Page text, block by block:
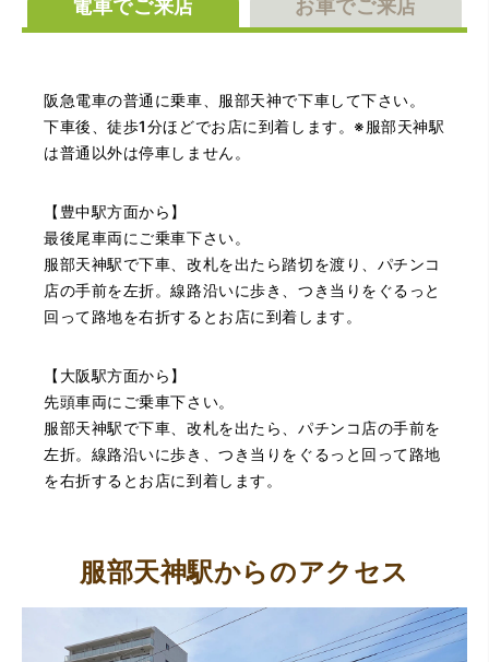
（大阪府池田市）丁寧に説明して頂き思っていたよりの金
額でした。一旦持ち帰りましたが、良い金額だったので買
取して頂きました。又、機会あれば是非利用したいです。
電車でご来店 お車でご来店
阪急電車の普通に乗車、服部天神で下車して下さい。
下車後、徒歩1分ほどでお店に到着します。※服部天神駅
は普通以外は停車しません。
【豊中駅方面から】
最後尾車両にご乗車下さい。
服部天神駅で下車、改札を出たら踏切を渡り、パチンコ
店の手前を左折。線路沿いに歩き、つき当りをぐるっと
回って路地を右折するとお店に到着します。
【大阪駅方面から】
先頭車両にご乗車下さい。
服部天神駅で下車、改札を出たら、パチンコ店の手前を
左折。線路沿いに歩き、つき当りをぐるっと回って路地
を右折するとお店に到着します。
服部天神駅からのアクセス